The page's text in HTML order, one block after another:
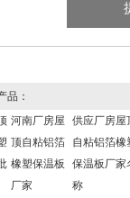
品：
河南厂房屋
顶自粘铝箔
橡塑保温板
厂家
供应厂房屋
自粘铝箔橡
保温板厂家
称